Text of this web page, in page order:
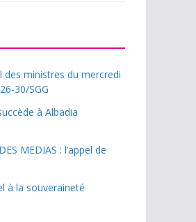
ministres du mercredi
30/SGG
à Albadia
MEDIAS : l’appel de
à la souveraineté